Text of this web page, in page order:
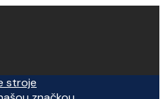
stroje